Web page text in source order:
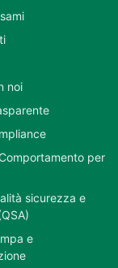
noi
per
sicurezza e
e